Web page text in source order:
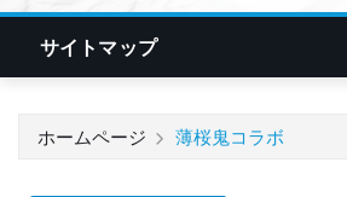
サイトマップ
ホームページ 薄桜鬼コラボ